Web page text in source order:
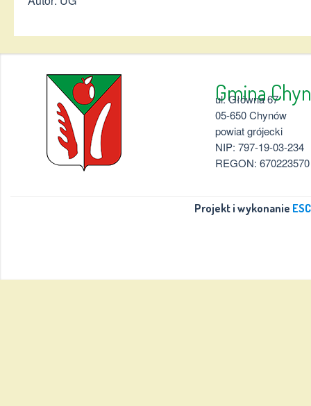
Gmina
ul. Główna 67
05-650 Chynów
powiat grójecki
NIP: 797-19-03-234
REGON: 670223570
Projekt i wykonanie ESC